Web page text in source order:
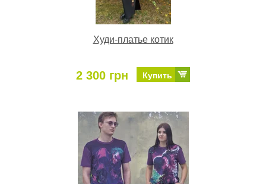
Худи-платье котик
2 300 грн Купить